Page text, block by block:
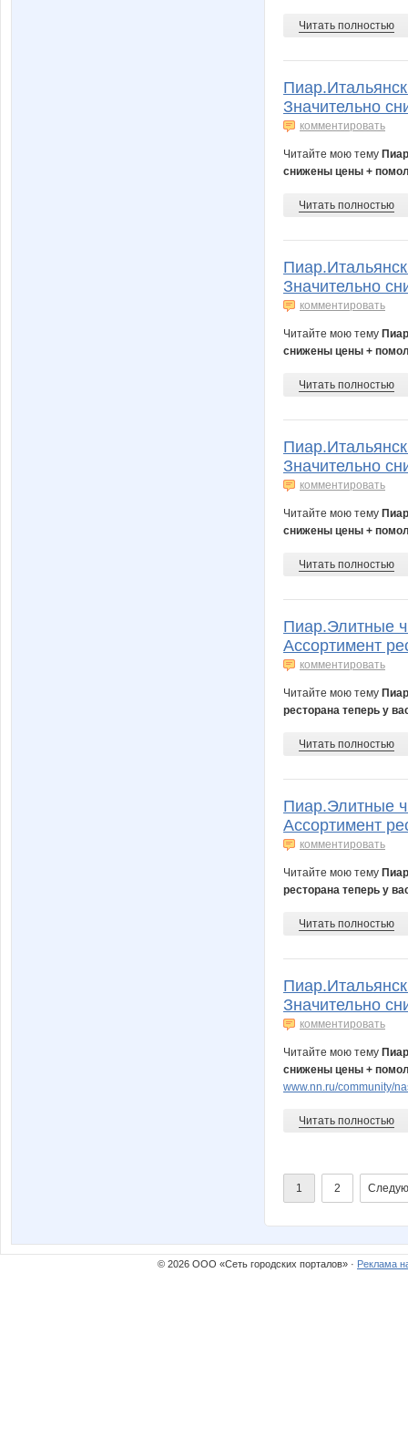
Читать полностью
Значительно
комментировать
Читайте мою тему
снижены цены +
Читать полностью
Значительно
комментировать
Читайте мою тему
снижены цены +
Читать полностью
Значительно
комментировать
Читайте мою тему
снижены цены +
Читать полностью
Пиар.Элитные
Ассортимент
комментировать
Читайте мою тему
ресторана теперь у
Читать полностью
Пиар.Элитные
Ассортимент
комментировать
Читайте мою тему
ресторана теперь у
Читать полностью
Значительно
комментировать
Читайте мою тему
снижены цены +
www.nn.ru/community/
Читать полностью
1 2
© 2026 ООО «Сеть городских порталов» · Реклама